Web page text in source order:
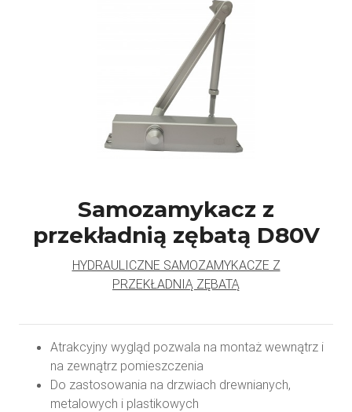
Samozamykacz z
przekładnią zębatą D80V
HYDRAULICZNE SAMOZAMYKACZE Z
PRZEKŁADNIĄ ZĘBATĄ
Atrakcyjny wygląd pozwala na montaż wewnątrz i
na zewnątrz pomieszczenia
Do zastosowania na drzwiach drewnianych,
metalowych i plastikowych